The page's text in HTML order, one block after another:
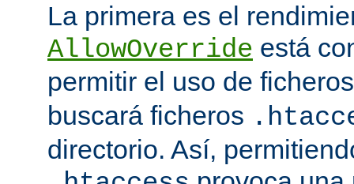
La primera es el
AllowOverride está
permitir el uso de
buscará ficheros
directorio. Así,